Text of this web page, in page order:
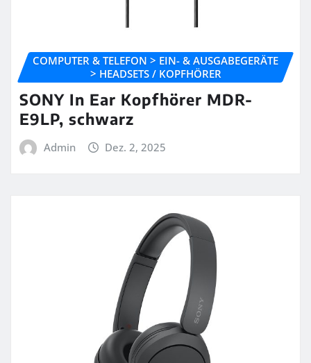
COMPUTER & TELEFON > EIN- & AUSGABEGERÄTE
> HEADSETS / KOPFHÖRER
SONY In Ear Kopfhörer MDR-
E9LP, schwarz
Admin Dez. 2, 2025